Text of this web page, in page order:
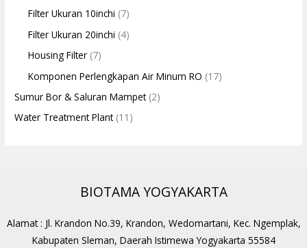
Filter Ukuran 10inchi (7)
Filter Ukuran 20inchi (4)
Housing Filter (7)
Komponen Perlengkapan Air Minum RO (17)
Sumur Bor & Saluran Mampet(2)
Water Treatment Plant(11)
BIOTAMA YOGYAKARTA
Alamat : Jl. Krandon No.39, Krandon, Wedomartani, Kec. Ngemplak,
Kabupaten Sleman, Daerah Istimewa Yogyakarta 55584